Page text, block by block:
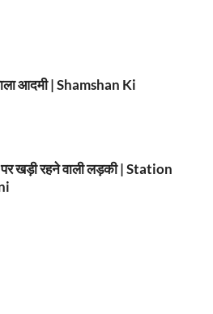
आदमी | Shamshan Ki
खड़ी रहने वाली लड़की | Station